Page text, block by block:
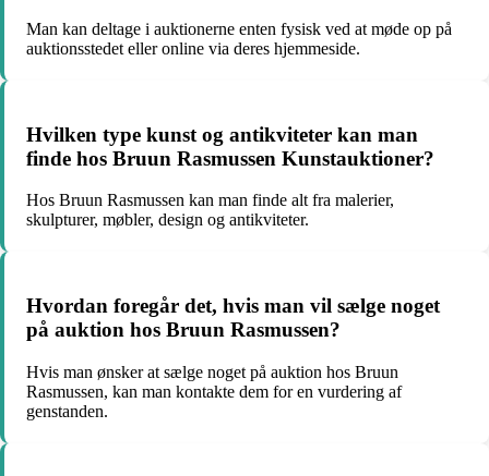
Man kan deltage i auktionerne enten fysisk ved at møde op på
auktionsstedet eller online via deres hjemmeside.
Hvilken type kunst og antikviteter kan man
finde hos Bruun Rasmussen Kunstauktioner?
Hos Bruun Rasmussen kan man finde alt fra malerier,
skulpturer, møbler, design og antikviteter.
Hvordan foregår det, hvis man vil sælge noget
på auktion hos Bruun Rasmussen?
Hvis man ønsker at sælge noget på auktion hos Bruun
Rasmussen, kan man kontakte dem for en vurdering af
genstanden.